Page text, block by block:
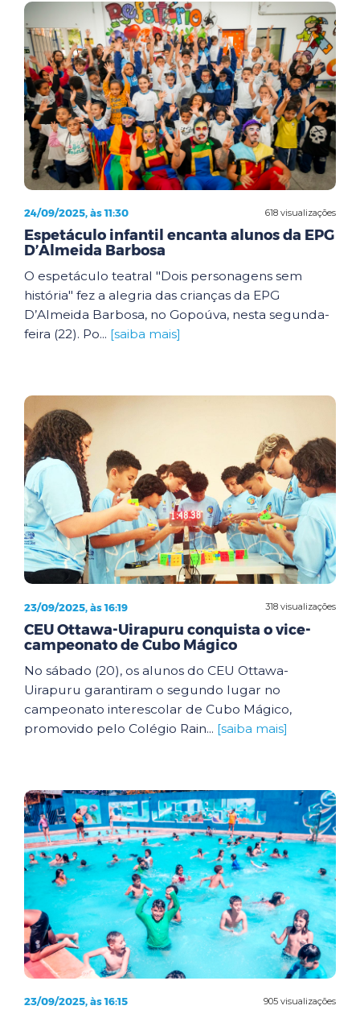
618 visualizações
24/09/2025, às 11:30
Espetáculo infantil encanta alunos da EPG
D’Almeida Barbosa
O espetáculo teatral "Dois personagens sem
história" fez a alegria das crianças da EPG
D’Almeida Barbosa, no Gopoúva, nesta segunda-
feira (22). Po... [saiba mais]
318 visualizações
23/09/2025, às 16:19
CEU Ottawa-Uirapuru conquista o vice-
campeonato de Cubo Mágico
No sábado (20), os alunos do CEU Ottawa-
Uirapuru garantiram o segundo lugar no
campeonato interescolar de Cubo Mágico,
promovido pelo Colégio Rain... [saiba mais]
905 visualizações
23/09/2025, às 16:15